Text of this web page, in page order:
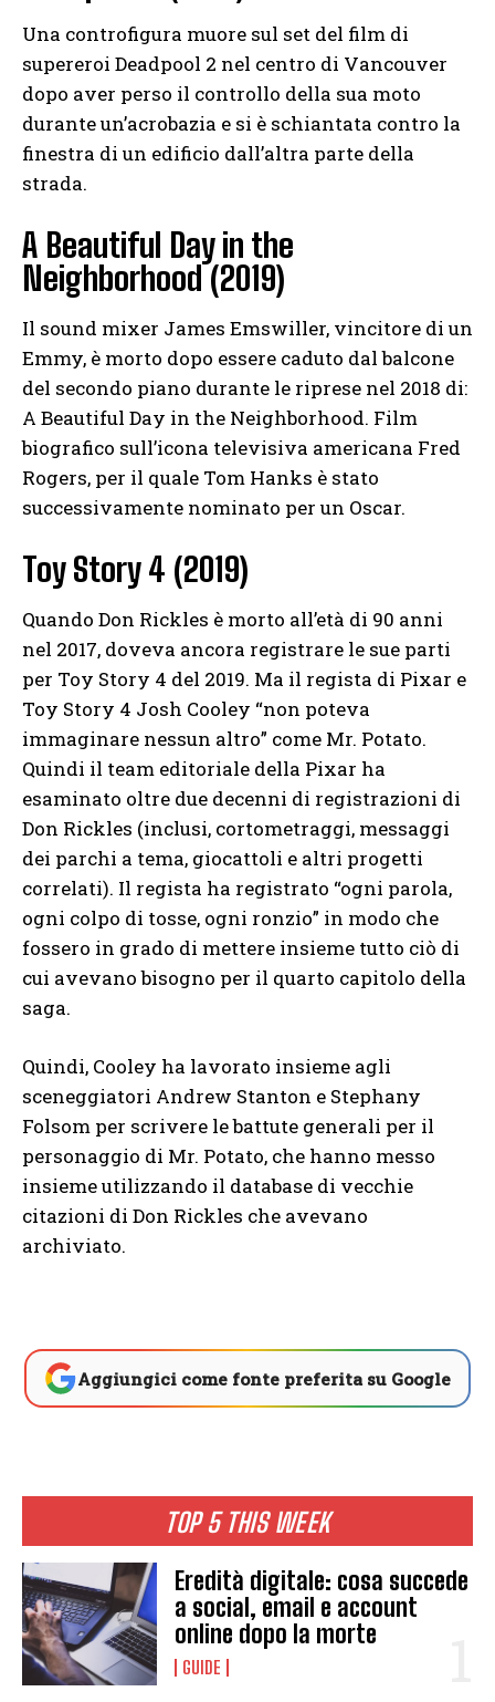
TOP 5 THIS WEEK
Eredità digitale: cosa succede
a social, email e account
online dopo la morte
GUIDE
Una controfigura muore sul set del film di
supereroi Deadpool 2 nel centro di Vancouver
dopo aver perso il controllo della sua moto
durante un’acrobazia e si è schiantata contro la
finestra di un edificio dall’altra parte della
strada.
A Beautiful Day in the
Neighborhood (2019)
Il sound mixer James Emswiller, vincitore di un
Emmy, è morto dopo essere caduto dal balcone
del secondo piano durante le riprese nel 2018 di:
A Beautiful Day in the Neighborhood. Film
biografico sull’icona televisiva americana Fred
Rogers, per il quale Tom Hanks è stato
successivamente nominato per un Oscar.
Toy Story 4 (2019)
Quando Don Rickles è morto all’età di 90 anni
nel 2017, doveva ancora registrare le sue parti
per Toy Story 4 del 2019. Ma il regista di Pixar e
Toy Story 4 Josh Cooley “non poteva
immaginare nessun altro” come Mr. Potato.
Quindi il team editoriale della Pixar ha
esaminato oltre due decenni di registrazioni di
Don Rickles (inclusi, cortometraggi, messaggi
dei parchi a tema, giocattoli e altri progetti
correlati). Il regista ha registrato “ogni parola,
ogni colpo di tosse, ogni ronzio” in modo che
fossero in grado di mettere insieme tutto ciò di
cui avevano bisogno per il quarto capitolo della
saga.
Quindi, Cooley ha lavorato insieme agli
sceneggiatori Andrew Stanton e Stephany
Folsom per scrivere le battute generali per il
personaggio di Mr. Potato, che hanno messo
insieme utilizzando il database di vecchie
citazioni di Don Rickles che avevano
archiviato.
Aggiungici come fonte preferita su Google